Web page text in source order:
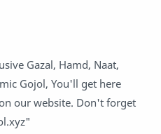
Gazal, Hamd, Naat,
Gojol, You'll get here
our website. Don't forget